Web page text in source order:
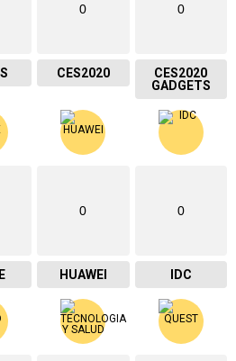
0
CES2020
0
CES2020
GADGETS
0
HUAWEI
0
IDC